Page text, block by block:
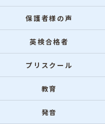
保護者様の声
英検合格者
プリスクール
教育
発音